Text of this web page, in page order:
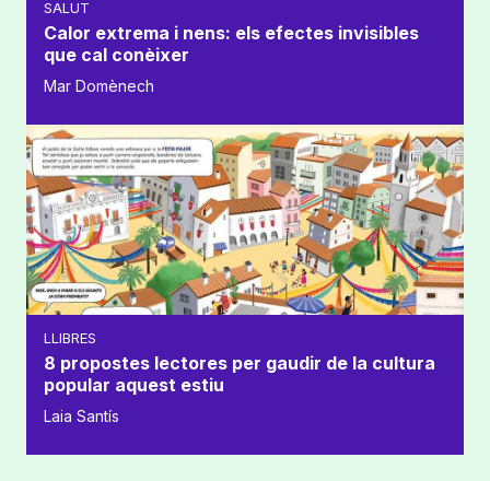
SALUT
Calor extrema i nens: els efectes invisibles
que cal conèixer
Mar Domènech
LLIBRES
8 propostes lectores per gaudir de la cultura
popular aquest estiu
Laia Santís